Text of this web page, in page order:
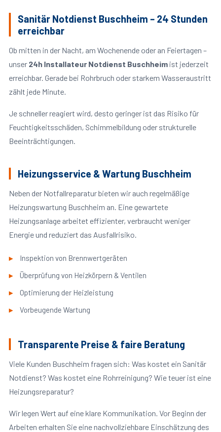
Sanitär Notdienst Buschheim – 24 Stunden
erreichbar
Ob mitten in der Nacht, am Wochenende oder an Feiertagen –
unser 24h Installateur Notdienst Buschheimist jederzeit
erreichbar. Gerade bei Rohrbruch oder starkem Wasseraustritt
zählt jede Minute.
Je schneller reagiert wird, desto geringer ist das Risiko für
Feuchtigkeitsschäden, Schimmelbildung oder strukturelle
Beeinträchtigungen.
Heizungsservice & Wartung Buschheim
Neben der Notfallreparatur bieten wir auch regelmäßige
Heizungswartung Buschheim an. Eine gewartete
Heizungsanlage arbeitet effizienter, verbraucht weniger
Energie und reduziert das Ausfallrisiko.
Inspektion von Brennwertgeräten
Überprüfung von Heizkörpern & Ventilen
Optimierung der Heizleistung
Vorbeugende Wartung
Transparente Preise & faire Beratung
Viele Kunden Buschheim fragen sich: Was kostet ein Sanitär
Notdienst? Was kostet eine Rohrreinigung? Wie teuer ist eine
Heizungsreparatur?
Wir legen Wert auf eine klare Kommunikation. Vor Beginn der
Arbeiten erhalten Sie eine nachvollziehbare Einschätzung des